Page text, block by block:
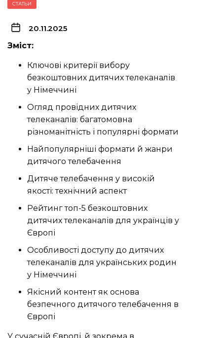
СТАТЬИ
20.11.2025
Зміст:
Ключові критерії вибору
безкоштовних дитячих телеканалів
у Німеччині
Огляд провідних дитячих
телеканалів: багатомовна
різноманітність і популярні формати
Найпопулярніші формати й жанри
дитячого телебачення
Дитяче телебачення у високій
якості: технічний аспект
Рейтинг топ-5 безкоштовних
дитячих телеканалів для українців у
Європі
Особливості доступу до дитячих
телеканалів для українських родин
у Німеччині
Якісний контент як основа
безпечного дитячого телебачення в
Європі